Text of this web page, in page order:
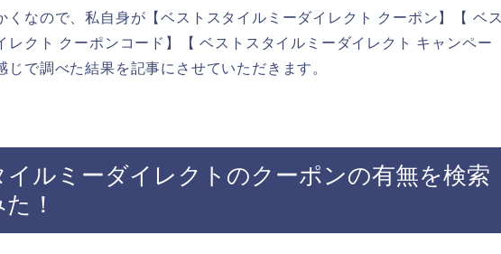
くなので、私自身が【ベストスタイルミーダイレクト クーポン】【 ベス
レクト クーポンコード】【 ベストスタイルミーダイレクト キャンペー
じで調べた結果を記事にさせていただきます。
ルミーダイレクトのクーポンの有無を検索
！